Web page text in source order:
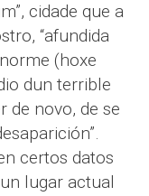
cidade que a
“afundida
(hoxe
dun terrible
de novo, de se
certos datos
lugar actual